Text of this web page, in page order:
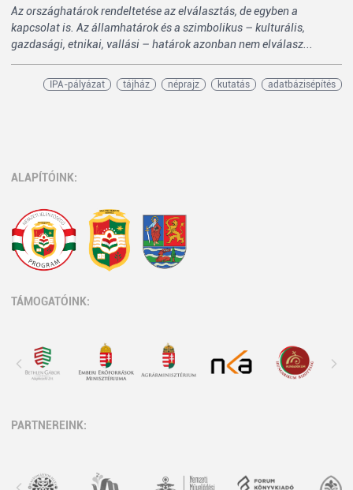
Az országhatárok rendeltetése az elválasztás, de egyben a
kapcsolat is. Az államhatárok és a szimbolikus – kulturális,
gazdasági, etnikai, vallási – határok azonban nem elválasz...
IPA-pályázat tájház néprajz kutatás adatbázisépítés
ALAPÍTÓINK:
TÁMOGATÓINK:
PARTNEREINK: